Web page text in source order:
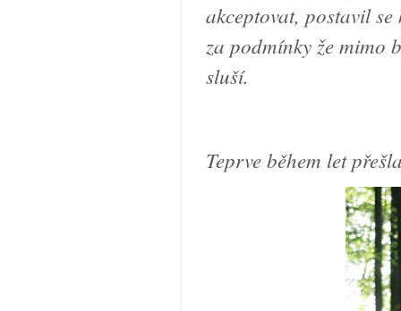
akceptovat, postavil
za podmínky že mimo
sluší.
Teprve během let